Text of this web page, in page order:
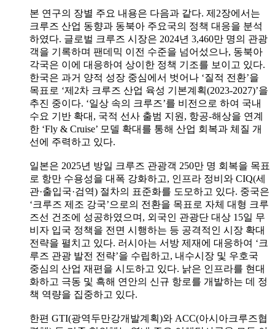
본 연구의 장별 주요 내용은 다음과 같다. 제2장에서는
크루즈 산업 동향과 동북아 주요국의 정책 대응을 분석
하였다. 글로벌 크루즈 시장은 2024년 3,460만 명의 관광
객을 기록하며 팬데믹 이전 수준을 넘어섰으나, 동북아
각국은 이에 대응하여 상이한 정책 기조를 보이고 있다.
한국은 과거 양적 성장 중심에서 벗어나 ‘질적 전환’을
목표로 ‘제2차 크루즈 산업 육성 기본계획(2023-2027)’을
추진 중이다. ‘일상 속의 크루즈’를 비전으로 하여 국내
수요 기반 확대, 국적 선사 출범 지원, 항공-해상을 연계
한 ‘Fly & Cruise’ 모델 확대를 통해 산업 회복과 체질 개
선에 주력하고 있다.
일본은 2025년 방일 크루즈 관광객 250만 명 회복을 목표
로 항만 수용성을 대폭 강화하고, 인프라 정비와 CIQ(세
관·출입국·검역) 절차의 표준화를 도모하고 있다. 중국은
‘크루즈 제조 강국’으로의 전환을 목표로 자체 대형 크루
즈선 건조에 성공하였으며, 외국인 관광단 대상 15일 무
비자 입국 정책을 전면 시행하는 등 공격적인 시장 확대
전략을 펼치고 있다. 러시아는 서방 제재에 대응하여 ‘크
루즈 관광 발전 전략’을 수립하고, 내수시장 및 우호국
중심의 산업 재편을 시도하고 있다. 낡은 인프라를 현대
화하고 극동 및 흑해 연안의 신규 항로를 개발하는 데 정
책 역량을 집중하고 있다.
한편 GTI(광역두만강개발계획)와 ACC(아시아크루즈협